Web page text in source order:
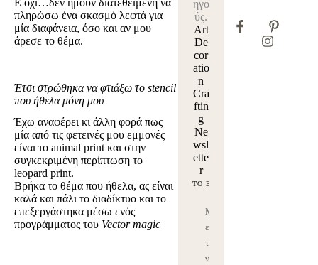
Ε όχι…δεν ήμουν διατεθειμένη να
πληρώσω ένα σκασμό λεφτά για
μία διαφάνεια, όσο και αν μου
άρεσε το θέμα.
Έτσι στρώθηκα να φτιάξω το stencil
που ήθελα μόνη μου
Έχω αναφέρει κι άλλη φορά πως
μία από τις φετεινές μου εμμονές
είναι το animal print και στην
συγκεκριμένη περίπτωση το
leopard print.
Βρήκα το θέμα που ήθελα, ας είναι
καλά και πάλι το διαδίκτυο και το
επεξεργάστηκα μέσω ενός
προγράμματος του Vectormagic
ηγο
ύς.
Art
De
cor
atio
n
Cra
ftin
g
Ne
wsl
ette
r
Μ
ε
τη
ν